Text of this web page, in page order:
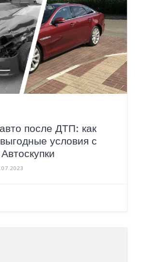
после ДТП: как
условия с